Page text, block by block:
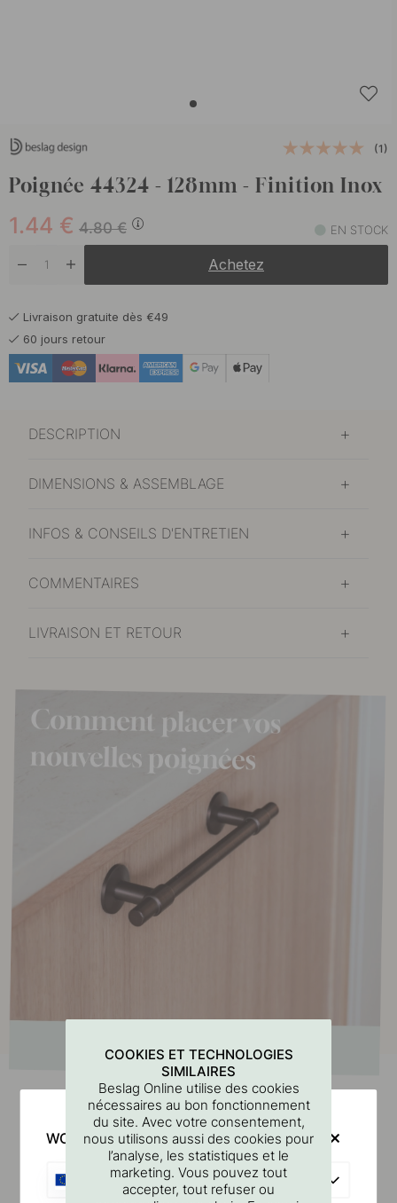
(1)
Poignée 44324 - 128mm - Finition Inox
4.80€
1.44 € EN STOCK
Achetez
Livraison gratuite dès €49
60 jours retour
DESCRIPTION
DIMENSIONS & ASSEMBLAGE
INFOS & CONSEILS D'ENTRETIEN
COMMENTAIRES
LIVRAISON ET RETOUR
Produits similaires
COOKIES ET TECHNOLOGIES
SIMILAIRES
Beslag Online utilise des cookies
nécessaires au bon fonctionnement
du site. Avec votre consentement,
nous utilisons aussi des cookies pour
l’analyse, les statistiques et le
marketing. Vous pouvez tout
accepter, tout refuser ou
WOULD YOU RATHER VISIT?